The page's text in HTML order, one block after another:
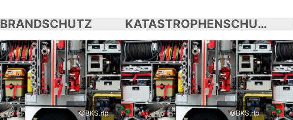
BRANDSCHUTZ KATASTROPHENSCHUTZ
©BKS.rlp ©BKS.rlp